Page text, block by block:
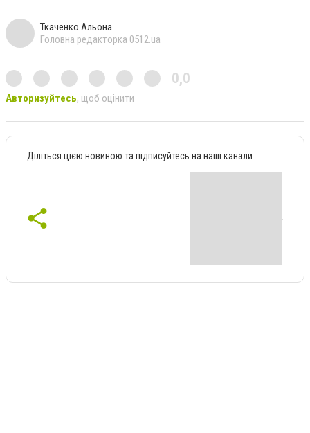
Ткаченко Альона
Головна редакторка 0512.ua
0,0
Авторизуйтесь, щоб оцінити
Діліться цією новиною та підписуйтесь на наші канали